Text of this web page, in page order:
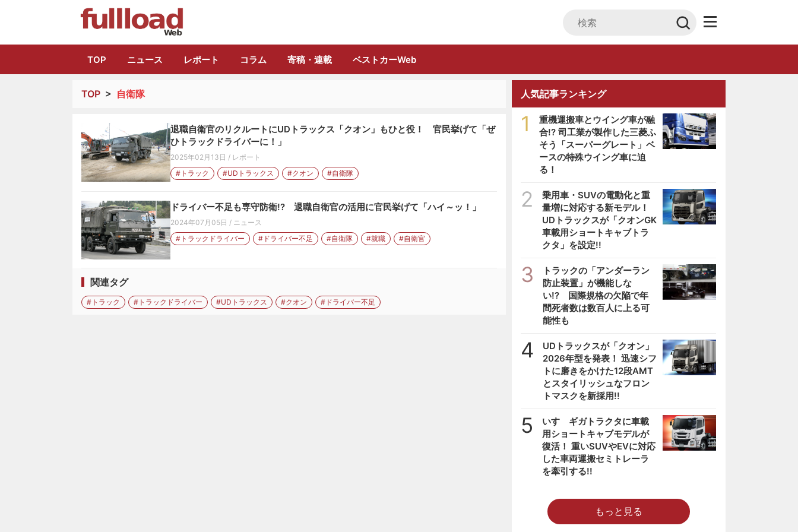
TOP ニュース レポート コラム 寄稿・連載 ベストカーWeb
TOP > 自衛隊
退職自衛官のリクルートにUDトラックス「クオン」もひと役！ 官民挙げて「ぜ
ひトラックドライバーに！」
2025年02月13日 / レポート
#トラック
#UDトラックス #クオン #自衛隊
ドライバー不足も専守防衛!? 退職自衛官の活用に官民挙げて「ハイ～ッ！」
2024年07月05日 / ニュース
#トラックドライバー
#ドライバー不足 #自衛隊 #就職 #自衛官
関連タグ
#トラック #トラックドライバー #UDトラックス #クオン #ドライバー不足
人気記事ランキング
1
重機運搬車とウイング車が融
合!? 司工業が製作した三菱ふ
そう「スーパーグレート」ベ
ースの特殊ウイング車に迫
る！
2
乗用車・SUVの電動化と重
量増に対応する新モデル！
UDトラックスが「クオンGK
車載用ショートキャブトラ
クタ」を設定!!
3
トラックの「アンダーラン
防止装置」が機能しな
い!? 国際規格の欠陥で年
間死者数は数百人に上る可
能性も
4
UDトラックスが「クオン」
2026年型を発表！ 迅速シフ
トに磨きをかけた12段AMT
とスタイリッシュなフロン
トマスクを新採用!!
5
いすゞギガトラクタに車載
用ショートキャブモデルが
復活！ 重いSUVやEVに対応
した車両運搬セミトレーラ
を牽引する!!
もっと見る